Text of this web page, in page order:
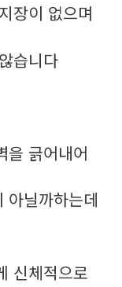
장이 없으며
습니다
을 긁어내어
아닐까하는데
신체적으로